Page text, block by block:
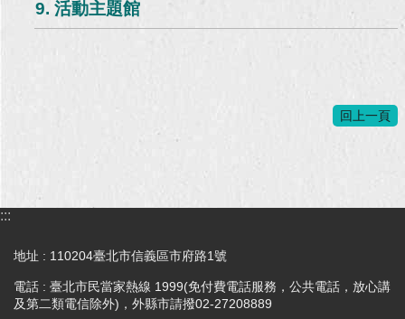
9. 活動主題館
回上一頁
:::
地址 : 110204臺北市信義區市府路1號
電話 : 臺北市民當家熱線 1999(免付費電話服務，公共電話，放心講
及第二類電信除外)，外縣市請撥02-27208889